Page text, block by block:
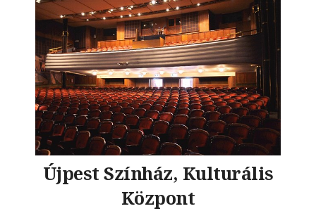
Újpest Színház, Kulturális
Központ